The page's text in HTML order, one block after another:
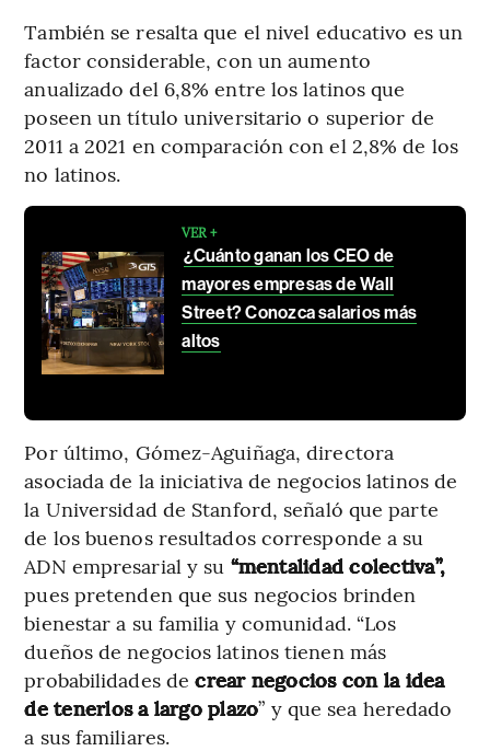
También se resalta que el nivel educativo es un
factor considerable, con un aumento
anualizado del 6,8% entre los latinos que
poseen un título universitario o superior de
2011 a 2021 en comparación con el 2,8% de los
no latinos.
VER +
¿Cuánto ganan los CEO de
mayores empresas de Wall
Street? Conozca salarios más
altos
Por último, Gómez-Aguiñaga, directora
asociada de la iniciativa de negocios latinos de
la Universidad de Stanford, señaló que parte
de los buenos resultados corresponde a su
ADN empresarial y su “mentalidad colectiva”,
pues pretenden que sus negocios brinden
bienestar a su familia y comunidad. “Los
dueños de negocios latinos tienen más
probabilidades de crear negocios con la idea
de tenerlos a largo plazo” y que sea heredado
a sus familiares.